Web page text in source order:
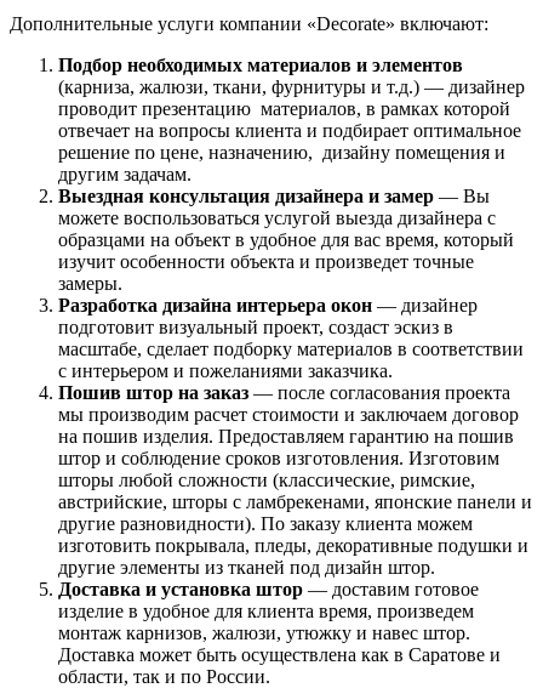
Дополнительные услуги компании «Decorate» включают:
Подбор необходимых материалов и элементов
(карниза, жалюзи, ткани, фурнитуры и т.д.) — дизайнер
проводит презентацию материалов, в рамках которой
отвечает на вопросы клиента и подбирает оптимальное
решение по цене, назначению, дизайну помещения и
другим задачам.
Выездная консультация дизайнера и замер — Вы
можете воспользоваться услугой выезда дизайнера с
образцами на объект в удобное для вас время, который
изучит особенности объекта и произведет точные
замеры.
Разработка дизайна интерьера окон — дизайнер
подготовит визуальный проект, создаст эскиз в
масштабе, сделает подборку материалов в соответствии
с интерьером и пожеланиями заказчика.
Пошив штор на заказ — после согласования проекта
мы производим расчет стоимости и заключаем договор
на пошив изделия. Предоставляем гарантию на пошив
штор и соблюдение сроков изготовления. Изготовим
шторы любой сложности (классические, римские,
австрийские, шторы с ламбрекенами, японские панели и
другие разновидности). По заказу клиента можем
изготовить покрывала, пледы, декоративные подушки и
другие элементы из тканей под дизайн штор.
Доставка и установка штор — доставим готовое
изделие в удобное для клиента время, произведем
монтаж карнизов, жалюзи, утюжку и навес штор.
Доставка может быть осуществлена как в Саратове и
области, так и по России.